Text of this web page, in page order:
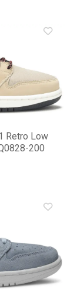
Retro Low
200
wishlist